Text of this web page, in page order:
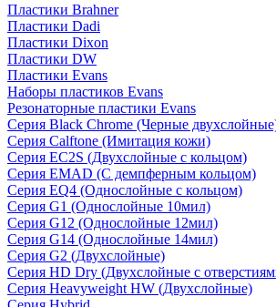
Пластики Brahner
Пластики Dadi
Пластики Dixon
Пластики DW
Пластики Evans
Наборы пластиков Evans
Резонаторные пластики Evans
Серия Black Chrome (Черные
Серия Calftone (Имитация кожи)
Серия EC2S (Двухслойные с кольцом)
Серия EMAD (С демпферным кольцом)
Серия EQ4 (Однослойные с кольцом)
Серия G1 (Однослойные 10мил)
Серия G12 (Однослойные 12мил)
Серия G14 (Однослойные 14мил)
Серия G2 (Двухслойные)
Серия HD Dry (Двухслойные с
Серия Heavyweight HW (Двухслойные)